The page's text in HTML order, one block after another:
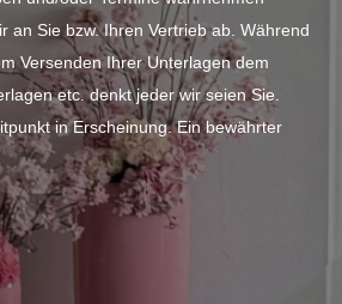
an Sie bzw. Ihren Vertrieb ab. Während
Versenden Ihrer Unterlagen dem
etc. denkt jeder wir seien Sie.
in Erscheinung. Ein bewährter